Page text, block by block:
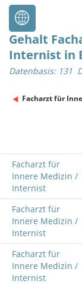
Gehalt
Internist in
Datenbasis: 131
Facharzt für
Facharzt für
Innere Medizin /
Internist
Facharzt für
Innere Medizin /
Internist
Facharzt für
Innere Medizin /
Internist